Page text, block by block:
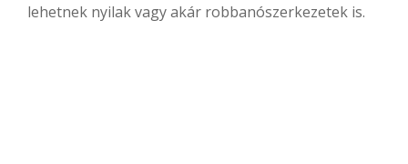
lehetnek nyilak vagy akár robbanószerkezetek is.